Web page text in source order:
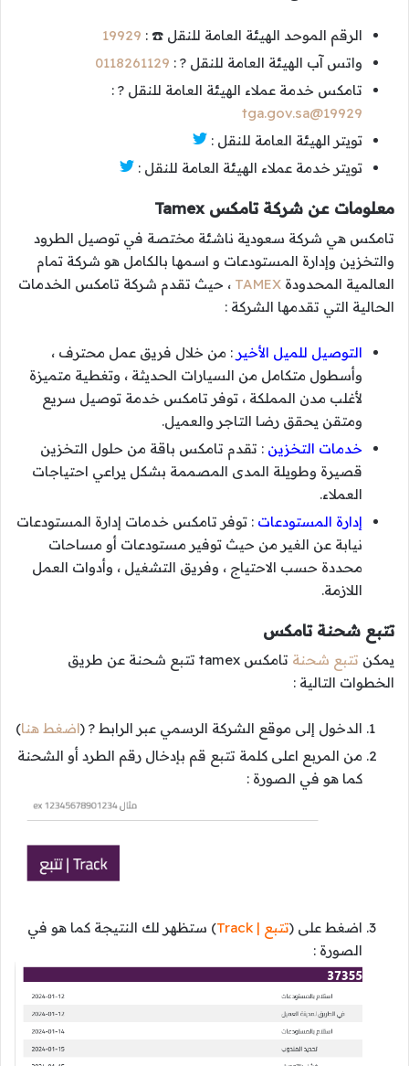
الرقم الموحد الهيئة العامة للنقل ☎️ : 19929
واتس آب الهيئة العامة للنقل ? : 0118261129
تامكس خدمة عملاء الهيئة العامة للنقل ? :
19929@tga.gov.sa
تويتر الهيئة العامة للنقل :
تويتر خدمة عملاء الهيئة العامة للنقل :
معلومات عن شركة تامكس Tamex
تامكس هي شركة سعودية ناشئة مختصة في توصيل الطرود
والتخزين وإدارة المستودعات و اسمها بالكامل هو شركة تمام
العالمية المحدودة TAMEX ، حيث تقدم شركة تامكس الخدمات
الحالية التي تقدمها الشركة :
التوصيل للميل الأخير : من خلال فريق عمل محترف ،
وأسطول متكامل من السيارات الحديثة ، وتغطية متميزة
لأغلب مدن المملكة ، توفر تامكس خدمة توصيل سريع
ومتقن يحقق رضا التاجر والعميل.
خدمات التخزين : تقدم تامكس باقة من حلول التخزين
قصيرة وطويلة المدى المصممة بشكل يراعي احتياجات
العملاء.
إدارة المستودعات : توفر تامكس خدمات إدارة المستودعات
نيابة عن الغير من حيث توفير مستودعات أو مساحات
محددة حسب الاحتياج ، وفريق التشغيل ، وأدوات العمل
اللازمة.
تتبع شحنة تامكس
يمكن تتبع شحنة
تامكس tamex تتبع شحنة عن طريق
الخطوات التالية :
الدخول إلى موقع الشركة الرسمي عبر الرابط ? (اضغط هنا)
من المربع اعلى كلمة تتبع قم بإدخال رقم الطرد أو الشحنة
كما هو في الصورة :
اضغط على (تتبع | Track
) ستظهر لك النتيجة كما هو في
الصورة :